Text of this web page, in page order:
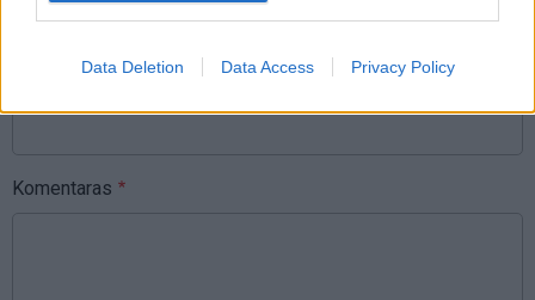
Data Deletion Data Access Privacy Policy
Rašyti komentarą
Jūsų vardas
Komentaras